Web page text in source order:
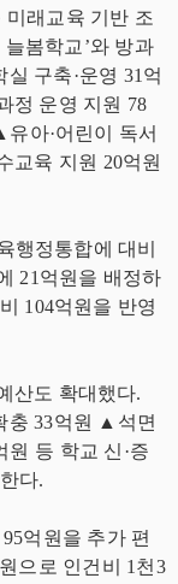
래교육 기반 조
봄학교’와 방과
구축·운영 31억
정 운영 지원 78
아·어린이 독서
교육 지원 20억원
행정통합에 대비
21억원을 배정하
104억원을 반영
산도 확대했다.
충 33억원 ▲석면
원 등 학교 신·증
다.
억원을 추가 편
으로 인건비 1천3